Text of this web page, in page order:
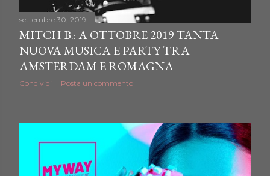
settembre 30, 2019
MITCH B.: A OTTOBRE 2019 TANTA
NUOVA MUSICA E PARTY TRA
AMSTERDAM E ROMAGNA
Condividi Posta un commento